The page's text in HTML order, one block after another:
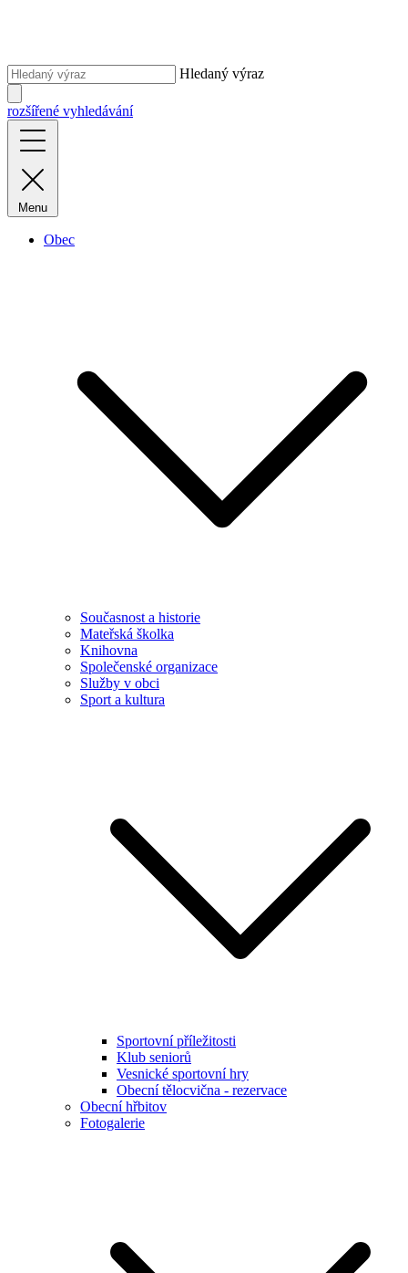
Hledaný výraz
rozšířené vyhledávání
Menu
Obec
Současnost a historie
Mateřská školka
Knihovna
Společenské organizace
Služby v obci
Sport a kultura
Sportovní příležitosti
Klub seniorů
Vesnické sportovní hry
Obecní tělocvična - rezervace
Obecní hřbitov
Fotogalerie